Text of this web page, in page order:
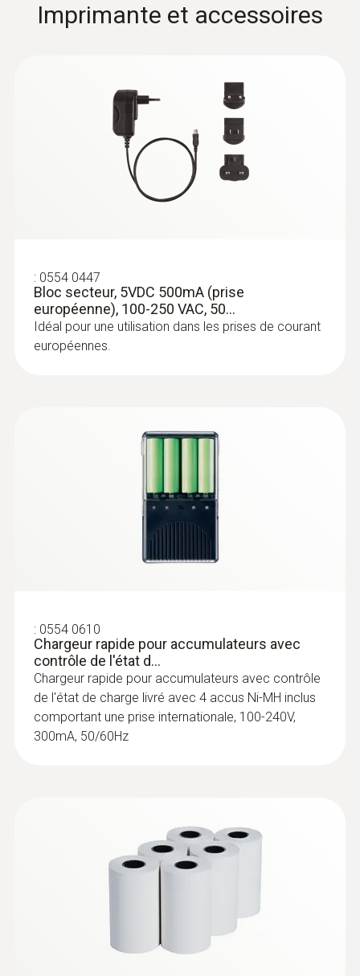
: 0636 9735
d'immersion/pénétration
Sonde d'immersion flexible et rapide
(TC de type K)
0602 1293
Sonde d'immersion / de pénétration
Imprimante et accessoires
: 0554 0447
Bloc secteur, 5VDC 500mA (prise
européenne), 100-250 VAC, 50...
Idéal pour une utilisation dans les prises de courant
européennes.
: 0554 0610
Chargeur rapide pour accumulateurs avec
contrôle de l'état d...
Chargeur rapide pour accumulateurs avec contrôle
de l'état de charge livré avec 4 accus Ni-MH inclus
comportant une prise internationale, 100-240V,
300mA, 50/60Hz